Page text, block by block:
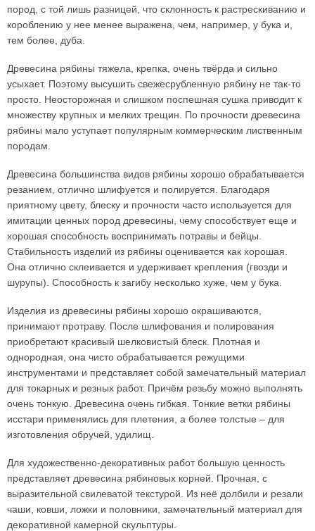
пород, с той лишь разницей, что склонность к растрескиванию и
короблению у нее менее выражена, чем, например, у бука и,
тем более, дуба.
Древесина рябины тяжела, крепка, очень твёрда и сильно
усыхает. Поэтому высушить свежесрубленную рябину не так-то
просто. Неосторожная и слишком поспешная сушка приводит к
множеству крупных и мелких трещин. По прочности древесина
рябины мало уступает популярным коммерческим лиственным
породам.
Древесина большинства видов рябины хорошо обрабатывается
резанием, отлично шлифуется и полируется. Благодаря
приятному цвету, блеску и прочности часто используется для
имитации ценных пород древесины, чему способствует еще и
хорошая способность воспринимать потравы и бейцы.
Стабильность изделий из рябины оценивается как хорошая.
Она отлично склеивается и удерживает крепления (гвозди и
шурупы). Способность к загибу несколько хуже, чем у бука.
Изделия из древесины рябины хорошо окрашиваются,
принимают протраву. После шлифования и полирования
приобретают красивый шелковистый блеск. Плотная и
однородная, она чисто обрабатывается режущими
инструментами и представляет собой замечательный материал
для токарных и резных работ. Причём резьбу можно выполнять
очень тонкую. Древесина очень гибкая. Тонкие ветки рябины
исстари применялись для плетения, а более толстые – для
изготовления обручей, удилищ.
Для художественно-декоративных работ большую ценность
представляет древесина рябиновых корней. Прочная, с
выразительной свилеватой текстурой. Из неё долбили и резали
чаши, ковши, ложки и половники, замечательный материал для
декоративной камерной скульптуры.